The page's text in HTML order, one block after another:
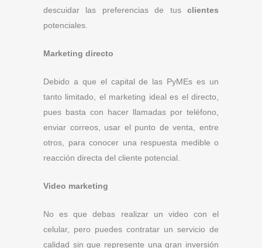
descuidar las preferencias de tus clientes
potenciales.
Marketing directo
Debido a que el capital de las PyMEs es un
tanto limitado, el marketing ideal es el directo,
pues basta con hacer llamadas por teléfono,
enviar correos, usar el punto de venta, entre
otros, para conocer una respuesta medible o
reacción directa del cliente potencial.
Video marketing
No es que debas realizar un video con el
celular, pero puedes contratar un servicio de
calidad sin que represente una gran inversión